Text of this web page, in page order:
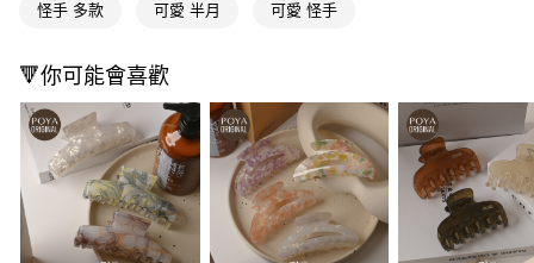
Google Pay
相關說明
【關於「AFTEE先享後付」】
AFTEE先享後付是「在收到商品之後才付款」的支付方式。 讓您購物簡單
便利好安心！
１．簡單：不需註冊會員、不需綁卡、不需儲值。
２．便利：只要手機號碼，簡訊認證，即可結帳。
３．安心：先確認商品／服務後，再付款。
即享券
運送方式
全家取貨付款
怪手 多款 可愛 半月 可愛 怪手
🔻你可能會喜歡